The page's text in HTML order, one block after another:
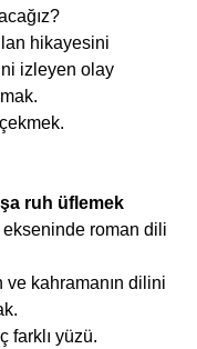
hikayesini
izleyen olay
ruh üflemek
roman dili
ve kahramanın dilini
farklı yüzü.